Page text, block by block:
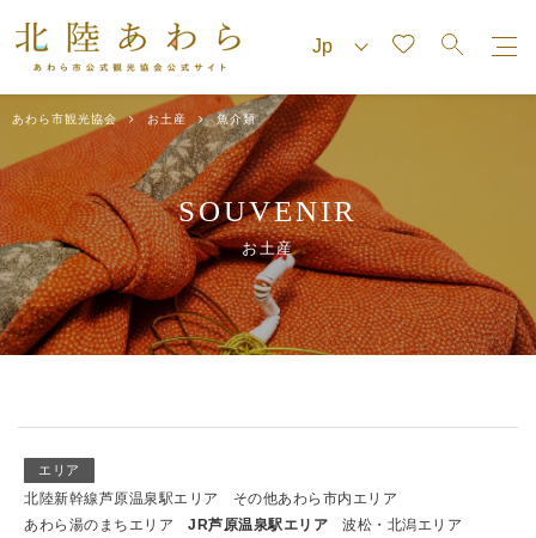
あわら市観光協会 お土産 魚介類
SOUVENIR
お土産
エリア
北陸新幹線芦原温泉駅エリア
その他あわら市内エリア
あわら湯のまちエリア
JR芦原温泉駅エリア
波松・北潟エリア